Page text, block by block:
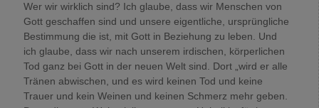
Wer wir wirklich sind? Ich glaube, dass wir Menschen von
Gott geschaffen sind und unsere eigentliche, ursprüngliche
Bestimmung die ist, mit Gott in Beziehung zu leben. Und
ich glaube, dass wir nach unserem irdischen, körperlichen
Tod ganz bei Gott in der neuen Welt sind. Dort „wird er alle
Tränen abwischen, und es wird keinen Tod und keine
Trauer und kein Weinen und keinen Schmerz mehr geben.